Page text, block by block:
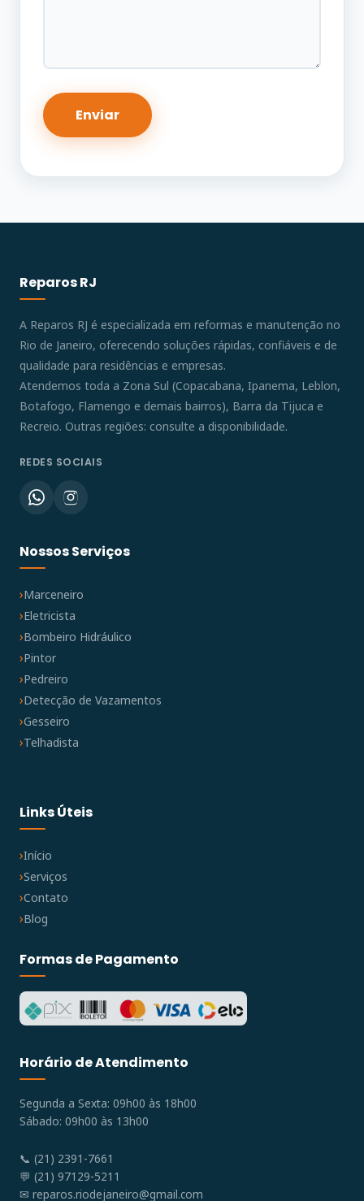
Reparos RJ
A Reparos RJ é especializada em reformas e manutenção no
Rio de Janeiro, oferecendo soluções rápidas, confiáveis e de
qualidade para residências e empresas.
Atendemos toda a Zona Sul (Copacabana, Ipanema, Leblon,
Botafogo, Flamengo e demais bairros), Barra da Tijuca e
Recreio. Outras regiões: consulte a disponibilidade.
REDES SOCIAIS
Nossos Serviços
Marceneiro
Eletricista
Bombeiro Hidráulico
Pintor
Pedreiro
Detecção de Vazamentos
Gesseiro
Telhadista
Links Úteis
Início
Serviços
Contato
Blog
Formas de Pagamento
Horário de Atendimento
Segunda a Sexta: 09h00 às 18h00
Sábado: 09h00 às 13h00
📞 (21) 2391-7661
💬 (21) 97129-5211
✉ reparos.riodejaneiro@gmail.com